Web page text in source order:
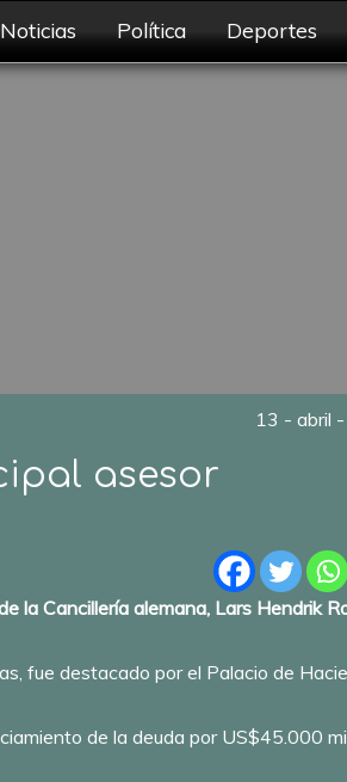
Noticias Política Deportes
13 - abril
asesor
la Cancillería alemana, Lars Hendrik
fue destacado por el Palacio de
de la deuda por US$45.000